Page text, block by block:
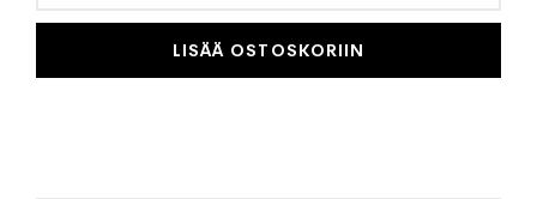
LISÄÄ OSTOSKORIIN